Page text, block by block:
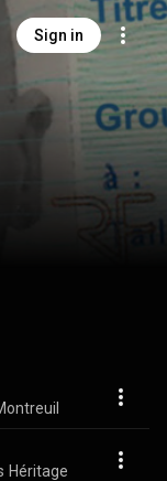
Sign in
Héritage